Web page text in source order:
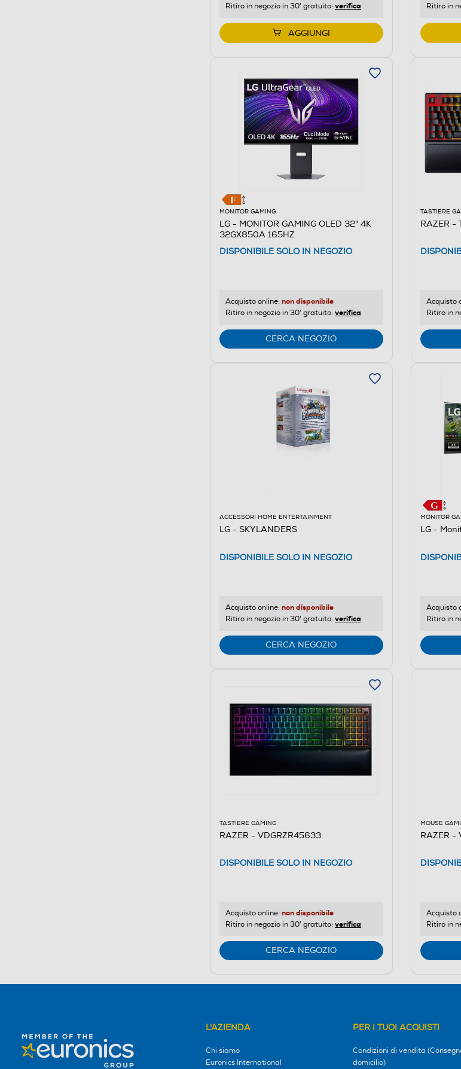
Ritiro in negozio in 30' gratuito: verifica
AGGIUNGI
Ritiro in
MONITOR GAMING
LG - MONITOR GAMING OLED 32" 4K
32GX850A 165HZ
DISPONIBILE SOLO IN NEGOZIO
Acquisto online: non disponibile
Ritiro in negozio in 30' gratuito: verifica
CERCA NEGOZIO
TASTIERE
RAZER -
Acquisto
Ritiro in
ACCESSORI HOME ENTERTAINMENT
LG - SKYLANDERS
DISPONIBILE SOLO IN NEGOZIO
Acquisto online: non disponibile
Ritiro in negozio in 30' gratuito: verifica
CERCA NEGOZIO
MONITOR
LG -
Acquisto
Ritiro in
TASTIERE GAMING
RAZER - VDGRZR45633
DISPONIBILE SOLO IN NEGOZIO
Acquisto online: non disponibile
Ritiro in negozio in 30' gratuito: verifica
CERCA NEGOZIO
MOUSE
RAZER -
Acquisto
Ritiro in
L'AZIENDA
Chi siamo
Euronics International
PER I TUOI ACQUISTI
Condizioni di vendita
domicilio)